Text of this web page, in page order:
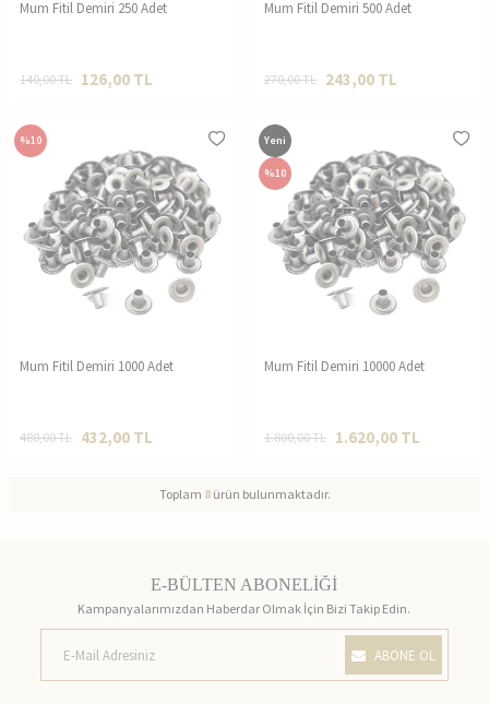
Mum Fitil Demiri 250 Adet
140,00TL 126,00 TL
Mum Fitil Demiri 500 Adet
270,00TL 243,00 TL
%10
Mum Fitil Demiri 1000 Adet
480,00TL 432,00 TL
Yeni
%10
Mum Fitil Demiri 10000 Adet
1.800,00TL 1.620,00 TL
Toplam 8ürün bulunmaktadır.
E-BÜLTEN ABONELİĞİ
Kampanyalarımızdan Haberdar Olmak İçin Bizi Takip Edin.
ABONE OL